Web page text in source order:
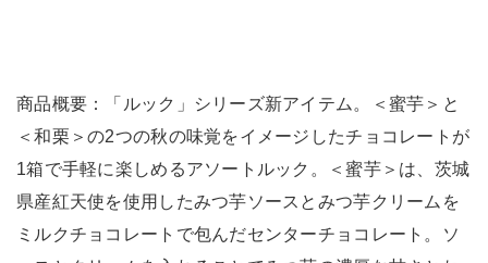
商品概要：「ルック」シリーズ新アイテム。＜蜜芋＞と
＜和栗＞の2つの秋の味覚をイメージしたチョコレートが
1箱で手軽に楽しめるアソートルック。＜蜜芋＞は、茨城
県産紅天使を使用したみつ芋ソースとみつ芋クリームを
ミルクチョコレートで包んだセンターチョコレート。ソ